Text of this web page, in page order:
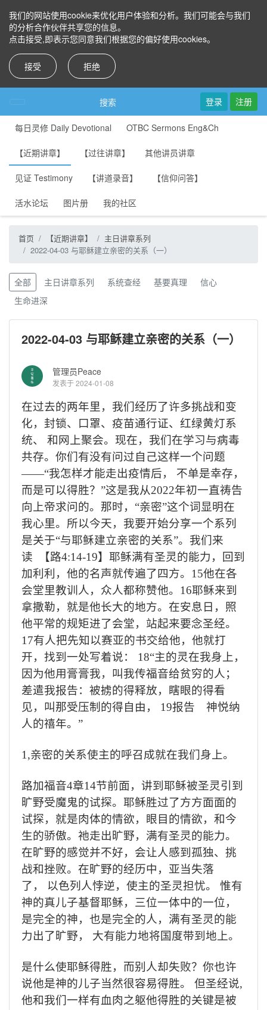
我们的网站使用cookie来优化用户体验和分析。我们可能会与我们
的分析合作伙伴共享您的信息。
点击接受,即表示您同意我们根据您的偏好使用cookies。
接受 拒绝
搜索 登录 注册
每日灵修 Daily Devotional OTBC Sermons Eng&Ch
【近期讲章】 【过往讲章】 其他讲员讲章
见证 Testimony 【讲道录音】 【信仰问答】
活水论坛 图片册 我的社区
首页 【近期讲章】
主日讲章系列
2022-04-03 与耶稣建立亲密的关系（一）
全部 主日讲章系列 系统查经 基要真理
信心
生命进深
2022-04-03 与耶稣建立亲密的关系（一）
管理员Peace
发表于 2024-01-08
在过去的两年里，我们经历了许多挑战和变
化，封锁、口罩、疫苗通行证、红绿黄灯系
统、
和网上聚会。现在，我们在学习与病毒
共存。你们有没有问过自己这样一个问题
——“我怎样才能走出疫情后，
不单是幸存，
而是可以得胜？ ”这是我从2022年初一直祷告
向上帝求问的。那时， “亲密”这个词显明在
我心里。所以今天，我要开始分享一个系列
是关于“与耶稣建立亲密的关系”。我们来
读
【路4:14-19】耶稣满有圣灵的能力，回到
加利利，他的名声就传遍了四方。 15他在各
会堂里教训人，众人都称赞他。 16耶稣来到
拿撒勒，就是他长大的地方。在安息日，照
他平常的规矩进了会堂，站起来要念圣经。
17有人把先知以赛亚的书交给他，他就打
开，找到一处写着说：
18“主的灵在我身上，
因为他用膏膏我，叫我传福音给贫穷的人；
差遣我报告：被掳的得释放，瞎眼的得看
见，叫那受压制的得自由，
19报告 神悦纳
人的禧年。 ”
1,亲密的关系使主的呼召成就在我们身上。
路加福音4章14节前面，讲到耶稣被圣灵引到
旷野受魔鬼的试探。耶稣胜过了方方面面的
试探，就是肉体的情欲，眼目的情欲，和今
生的骄傲。祂走出旷野，满有圣灵的能力。
在旷野的感觉并不好，会让人感到孤独、挑
战和挫败。在旷野的经历中，亚当失落
了，
以色列人悖逆，使主的圣灵担忧。
惟有
神的真儿子基督耶稣，三位一体中的一位，
是完全的神，也是完全的人，满有圣灵的能
力出了旷野，
大有能力地将国度带到地上。
是什么使耶稣得胜，而别人却失败？你也许
说他是神的儿子当然很容易得胜。
但圣经说,
他和我们一样有血肉之躯他得胜的关键是被